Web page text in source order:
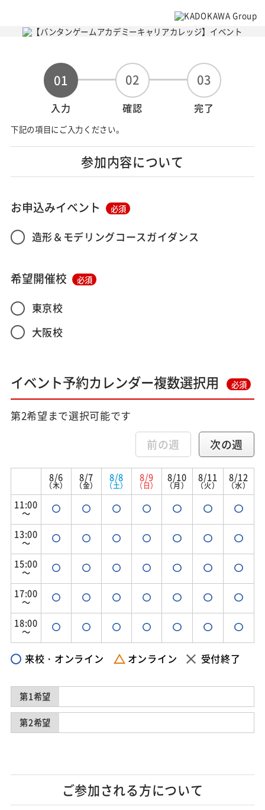
01
入力
02
確認
03
完了
下記の項目にご入力ください。
参加内容について
お申込みイベント 必須
造形＆モデリングコースガイダンス
希望開催校 必須
東京校
大阪校
イベント予約カレンダー複数選択用 必須
第2希望まで選択可能です
前の週 次の週
8/6
（木）
8/7
（金）
8/8
（土）
8/9
（日）
8/10
（月）
8/11
（火）
8/12
（水）
11:00
～
13:00
～
15:00
～
17:00
～
18:00
～
来校・オンライン オンライン 受付終了
第1希望
第2希望
ご参加される方について